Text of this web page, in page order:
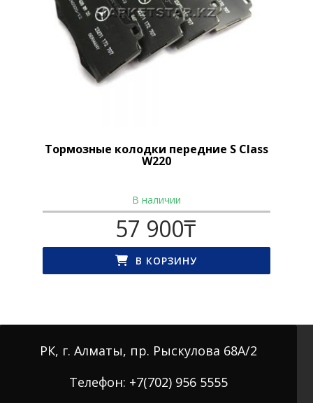
Тормозные колодки передние S Class
W220
В наличии
57 900₸
В КОРЗИНУ
РК, г. Алматы, пр. Рыскулова 68А/2
Телефон: +7(702) 956 5555